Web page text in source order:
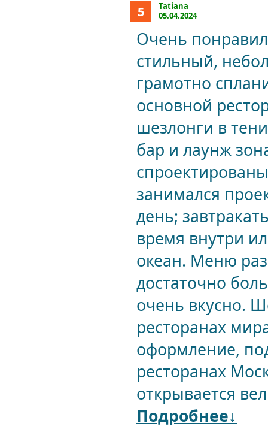
5
Tatiana
05.04.2024
Очень
стильный,
грамотно
основной
шезлонги в
бар и лаунж
занимался
день;
время внутри
океан. Меню
достаточно
очень вкусно.
ресторанах
оформление,
ресторанах
открывается
Подробнее↓